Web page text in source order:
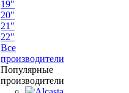
19"
20"
21"
22"
Все
производители
Популярные
производители